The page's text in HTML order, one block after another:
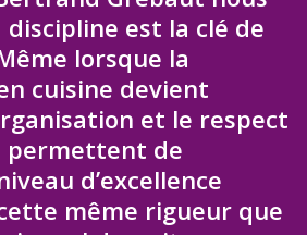
est la clé de
lorsque la
cuisine devient
et le respect
permettent de
d’excellence
même rigueur que